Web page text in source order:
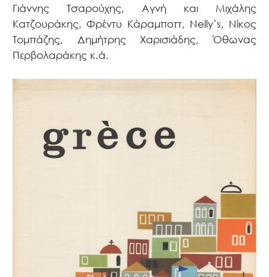
Γιάννης Τσαρούχης, Αγνή και Μιχάλης
Κατζουράκης, Φρέντυ Κάραμποττ, Nelly’s, Νίκος
Τομπάζης, Δημήτρης Χαρισιάδης, Όθωνας
Περβολαράκης κ.ά.